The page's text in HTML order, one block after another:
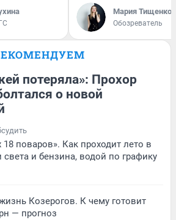
Мария Тищенко
Обозреватель
потеряла»: Прохор
о новой
поваров». Как проходит лето в
и бензина, водой по графику
Козерогов. К чему готовит
— прогноз